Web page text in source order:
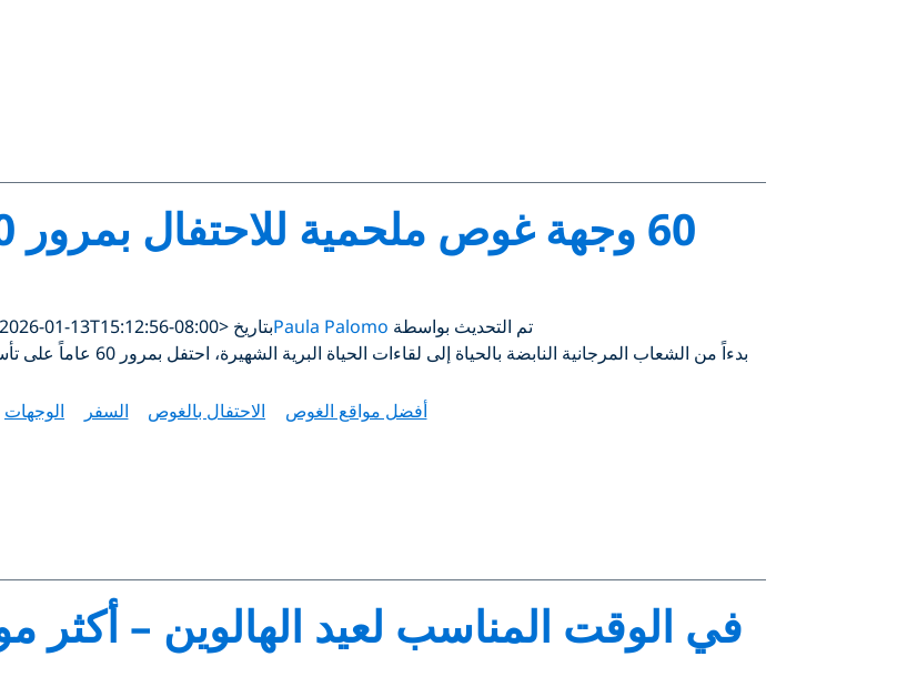
60 وجهة غوص ملحمية للاحتفال بمرور 60 عامًا على تأسيس PADI
تم التحديث بواسطة Paula Palomoبتاريخ <time class="updated" datetime="2026-01-13T15:12:56-08:00">يناير 13, 2026</time>
أفضل مواقع الغوص
الاحتفال بالغوص السفر الوجهات
في الوقت المناسب لعيد الهالوين – أكثر